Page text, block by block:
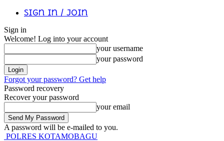
Sign in / Join
Sign in
Welcome! Log into your account
your username
your password
Forgot your password? Get help
Password recovery
Recover your password
your email
A password will be e-mailed to you.
POLRES KOTAMOBAGU